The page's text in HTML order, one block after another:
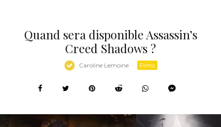
Quand sera disponible Assassin’s
Creed Shadows ?
Caroline Lemoine · Films